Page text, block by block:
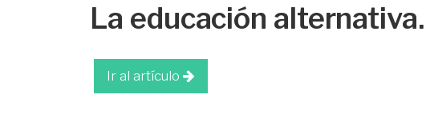
La educación
Ir al artículo